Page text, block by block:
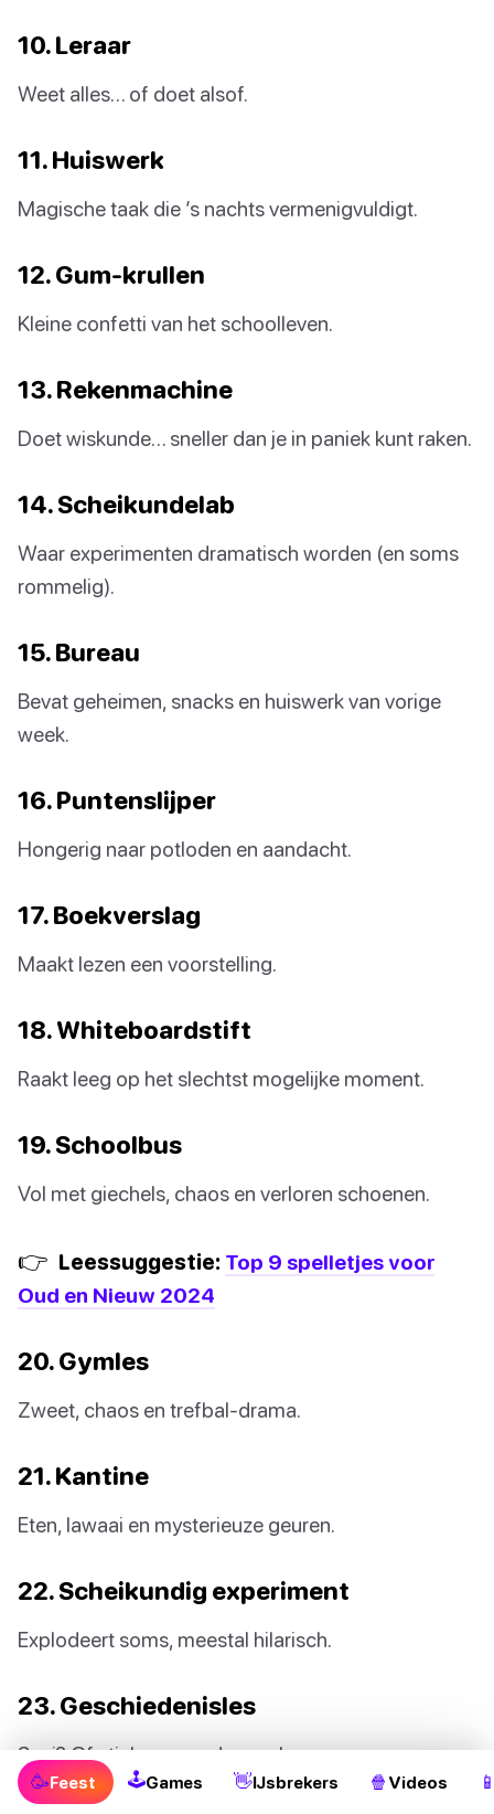
10. Leraar
Weet alles… of doet alsof.
11. Huiswerk
Magische taak die ’s nachts vermenigvuldigt.
12. Gum-krullen
Kleine confetti van het schoolleven.
13. Rekenmachine
Doet wiskunde… sneller dan je in paniek kunt raken.
14. Scheikundelab
Waar experimenten dramatisch worden (en soms
rommelig).
15. Bureau
Bevat geheimen, snacks en huiswerk van vorige
week.
16. Puntenslijper
Hongerig naar potloden en aandacht.
17. Boekverslag
Maakt lezen een voorstelling.
18. Whiteboardstift
Raakt leeg op het slechtst mogelijke moment.
19. Schoolbus
Vol met giechels, chaos en verloren schoenen.
👉 Leessuggestie: Top 9 spelletjes voor
Oud en Nieuw 2024
20. Gymles
Zweet, chaos en trefbal-drama.
21. Kantine
Eten, lawaai en mysterieuze geuren.
22. Scheikundig experiment
Explodeert soms, meestal hilarisch.
23. Geschiedenisles
Saai? Of stiekem een dramashow.
🥳Feest 🕹Games 👋IJsbrekers 🍿 Videos